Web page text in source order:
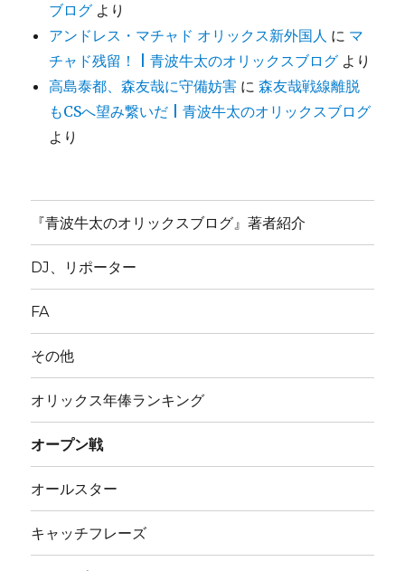
ブログ より
アンドレス・マチャド オリックス新外国人 に マ
チャド残留！ | 青波牛太のオリックスブログ より
高島泰都、森友哉に守備妨害 に森友哉戦線離脱
もCSへ望み繋いだ | 青波牛太のオリックスブログ
より
『青波牛太のオリックスブログ』著者紹介
DJ、リポーター
FA
その他
オリックス年俸ランキング
オープン戦
オールスター
キャッチフレーズ